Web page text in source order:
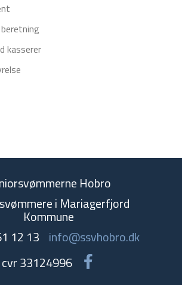
kasserer
Hobro
i Mariagerfjord
Kommune
12 13 info@ssvhobro.dk
cvr 33124996